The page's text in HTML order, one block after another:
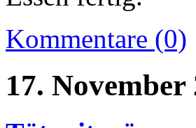
Kommentare (0)
17. November